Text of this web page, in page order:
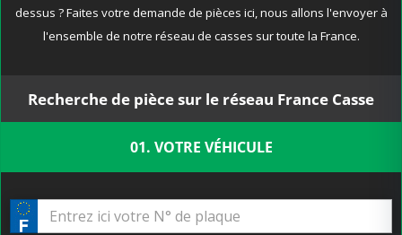
dessus ? Faites votre demande de pièces ici, nous allons l'envoyer à
l'ensemble de notre réseau de casses sur toute la France.
Recherche de pièce sur le réseau France Casse
01. VOTRE VÉHICULE